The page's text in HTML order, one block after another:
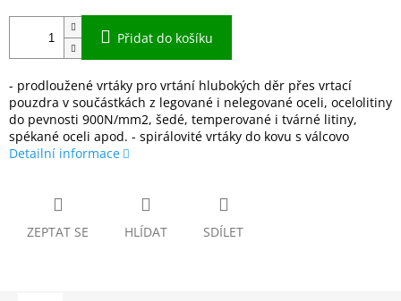
Přidat do košíku
- prodloužené vrtáky pro vrtání hlubokých děr přes vrtací
pouzdra v součástkách z legované i nelegované oceli, ocelolitiny
do pevnosti 900N/mm2, šedé, temperované i tvárné litiny,
spékané oceli apod. - spirálovité vrtáky do kovu s válcovo
Detailní informace
ZEPTAT SE HLÍDAT SDÍLET